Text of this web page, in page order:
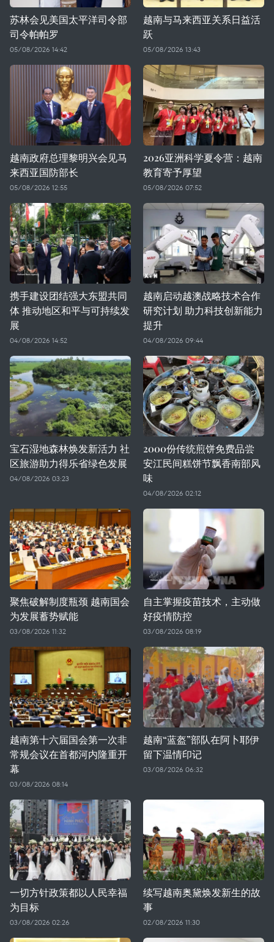
苏林会见美国太平洋司令部
司令帕帕罗
05/08/2026 14:42
越南与马来西亚关系日益活
跃
05/08/2026 13:43
越南政府总理黎明兴会见马
来西亚国防部长
05/08/2026 12:55
2026亚洲科学夏令营：越南
教育寄予厚望
05/08/2026 07:52
携手建设团结强大东盟共同
体 推动地区和平与可持续发
展
04/08/2026 14:52
越南启动越澳战略技术合作
研究计划 助力科技创新能力
提升
04/08/2026 09:44
宝石湿地森林焕发新活力 社
区旅游助力得乐省绿色发展
04/08/2026 03:23
2000份传统煎饼免费品尝
安江民间糕饼节飘香南部风
味
04/08/2026 02:12
聚焦破解制度瓶颈 越南国会
为发展蓄势赋能
03/08/2026 11:32
自主掌握疫苗技术，主动做
好疫情防控
03/08/2026 08:19
越南第十六届国会第一次非
常规会议在首都河内隆重开
幕
03/08/2026 08:14
越南“蓝盔”部队在阿卜耶伊
留下温情印记
03/08/2026 06:32
一切方针政策都以人民幸福
为目标
03/08/2026 02:26
续写越南奥黛焕发新生的故
事
02/08/2026 11:30